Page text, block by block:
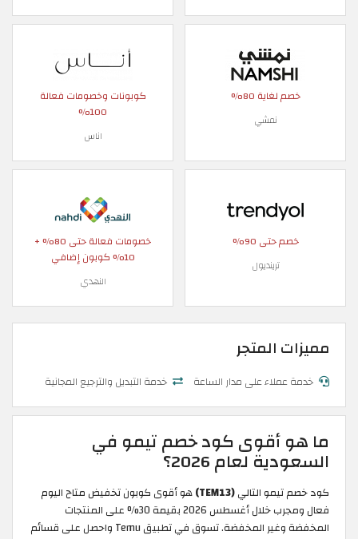
خصم لغاية 80%
نمشي
كوبونات وخصومات فعالة
100%
اناس
خصم حتى 90%
ترينديول
خصومات فعالة حتى 80% +
10% كوبون إضافي
النهدي
مميزات المتجر
خدمة عملاء على مدار الساعة خدمة التبديل والترجيع المجانية
ما هو أقوى كود خصم تيمو في
السعودية لعام 2026؟
كود خصم تيمو التالي(TEM13)
هو أقوى كوبون تخفيض متاح اليوم
فعال ومجرب خلال أغسطس 2026 بقيمة 30% على المنتجات
المخفضة وغير المخفضة. تسوق في تطبيق Temu واحصل على قسائم